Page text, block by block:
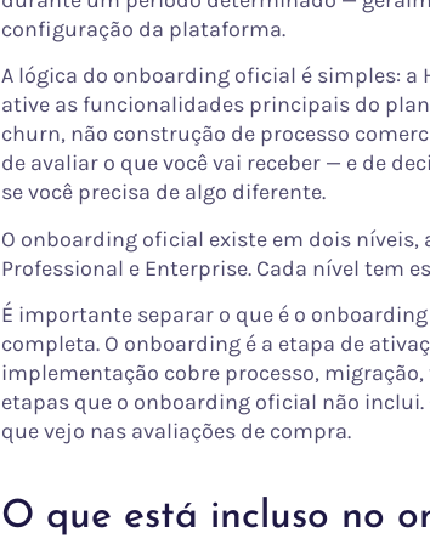
configuração da plataforma.
A lógica do onboarding oficial é simples:
ative as funcionalidades principais do
churn, não construção de processo
de avaliar o que você vai receber — e de
se você precisa de algo diferente.
O onboarding oficial existe em dois
Professional e Enterprise. Cada nível tem
É importante separar o que é o
completa. O onboarding é a etapa de
implementação cobre processo,
etapas que o onboarding oficial não
que vejo nas avaliações de compra.
O que está incluso no